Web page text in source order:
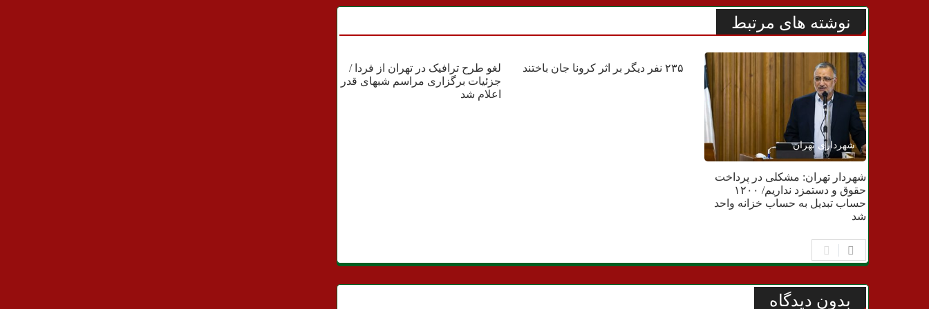
نوشته های مرتبط
شهرداری تهران
شهردار تهران: مشکلی در پرداخت
حقوق و دستمزد نداریم/ ۱۲۰۰
حساب تبدیل به حساب خزانه واحد
شد
سلامتی
۲۳۵ نفر دیگر بر اثر کرونا جان باختند
شهری
لغو طرح ترافیک در تهران از فردا /
جزئیات برگزاری مراسم شبهای قدر
اعلام شد
بدون دیدگاه